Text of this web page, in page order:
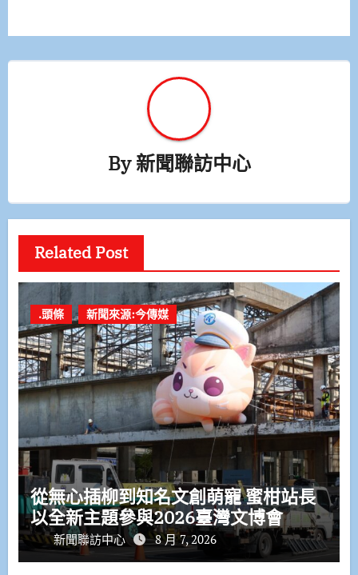
By新聞聯訪中心
Related Post
.頭條 新聞來源:今傳媒
從無心插柳到知名文創萌寵 蜜柑站長
以全新主題參與2026臺灣文博會
新聞聯訪中心 8 月 7, 2026